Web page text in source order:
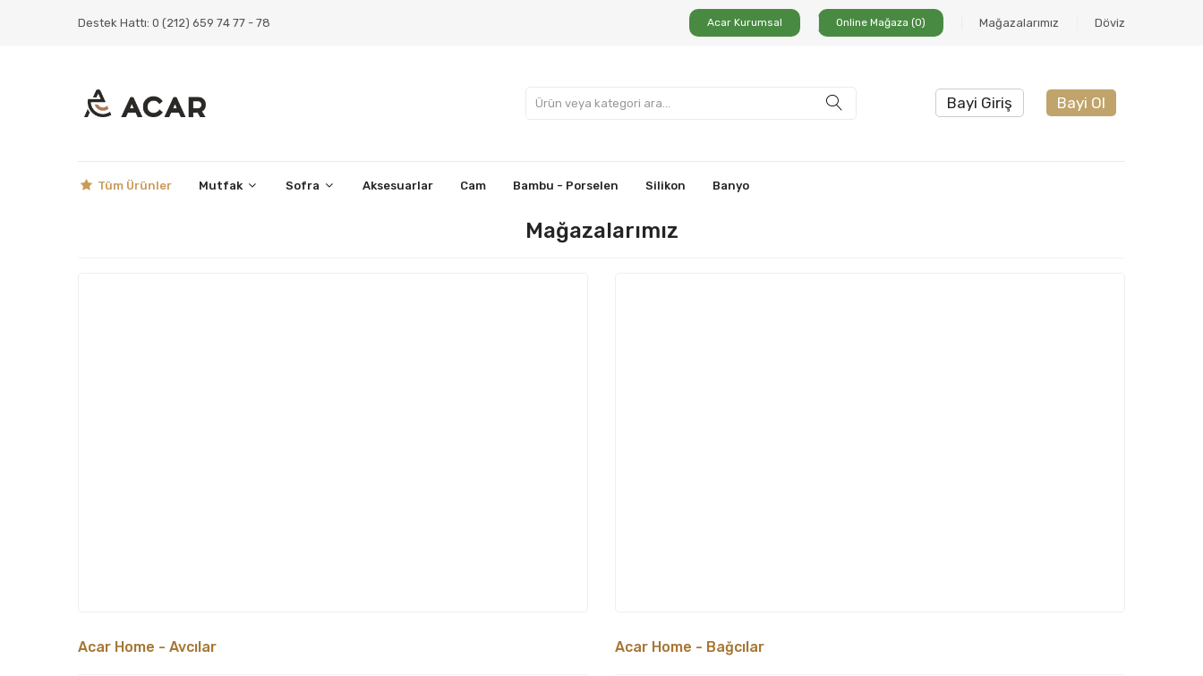
Destek Hattı: 0 (212) 659 74 77 - 78 Acar Kurumsal Online Mağaza (0) Mağazalarımız Döviz
Bayi Giriş Bayi Ol
Tüm Ürünler Mutfak Sofra Aksesuarlar Cam Bambu - Porselen Silikon Banyo
Mağazalarımız
Acar Home - Avcılar Acar Home - Bağcılar